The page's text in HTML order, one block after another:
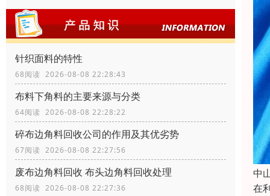
针织面料的特性
68阅读 2026-08-08 22:28:43
布料下角料的主要来源与分类
64阅读 2026-08-08 22:28:22
碎布边角料回收公司的作用及其优劣势
67阅读 2026-08-08 22:27:56
废布边角料回收 布头边角料回收处理
68阅读 2026-08-08 22:27:36
中
在